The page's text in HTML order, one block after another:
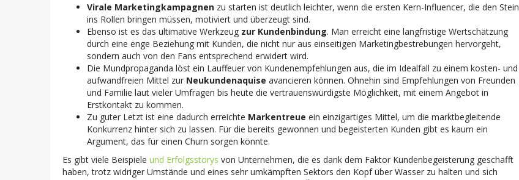
Virale Marketingkampagnen zu starten ist deutlich leichter, wenn die ersten Kern-Influencer, die den Stein
ins Rollen bringen müssen, motiviert und überzeugt sind.
Ebenso ist es das ultimative Werkzeug zur Kundenbindung. Man erreicht eine langfristige Wertschätzung
durch eine enge Beziehung mit Kunden, die nicht nur aus einseitigen Marketingbestrebungen hervorgeht,
sondern auch von den Fans entsprechend erwidert wird.
Die Mundpropaganda löst ein Lauffeuer von Kundenempfehlungen aus, die im Idealfall zu einem kosten- und
aufwandfreien Mittel zur Neukundenaquise avancieren können. Ohnehin sind Empfehlungen von Freunden
und Familie laut vieler Umfragen bis heute die vertrauenswürdigste Möglichkeit, mit einem Angebot in
Erstkontakt zu kommen.
Zu guter Letzt ist eine dadurch erreichte Markentreue ein einzigartiges Mittel, um die marktbegleitende
Konkurrenz hinter sich zu lassen. Für die bereits gewonnen und begeisterten Kunden gibt es kaum ein
Argument, das für einen Churn sorgen könnte.
Es gibt viele Beispiele und Erfolgsstorys von Unternehmen, die es dank dem Faktor Kundenbegeisterung geschafft
haben, trotz widriger Umstände und eines sehr umkämpften Sektors den Kopf über Wasser zu halten und sich